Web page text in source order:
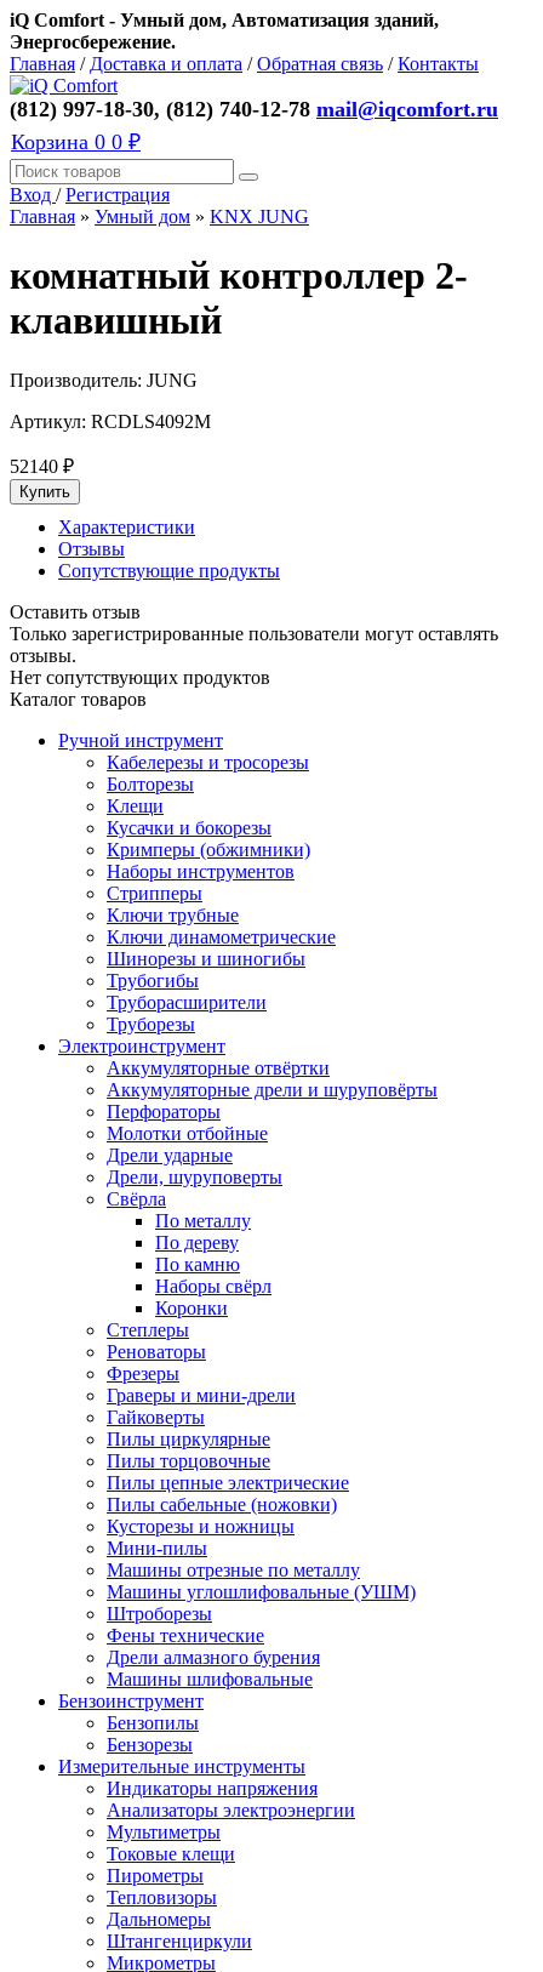
iQ Comfort - Умный дом, Автоматизация зданий,
Энергосбережение.
Главная / Доставка и оплата /Обратная связь /Контакты
(812) 997-18-30, (812) 740-12-78 mail@iqcomfort.ru
Корзина 0 0 ₽
Вход /Регистрация
Главная » Умный дом » KNX JUNG
комнатный контроллер 2-
клавишный
Производитель: JUNG
Артикул: RCDLS4092M
52140 ₽
Характеристики
Отзывы
Сопутствующие продукты
Оставить отзыв
Только зарегистрированные пользователи могут оставлять
отзывы.
Нет сопутствующих продуктов
Каталог товаров
Ручной инструмент
Кабелерезы и тросорезы
Болторезы
Клещи
Кусачки и бокорезы
Кримперы (обжимники)
Наборы инструментов
Стрипперы
Ключи трубные
Ключи динамометрические
Шинорезы и шиногибы
Трубогибы
Труборасширители
Труборезы
Электроинструмент
Аккумуляторные отвёртки
Аккумуляторные дрели и шуруповёрты
Перфораторы
Молотки отбойные
Дрели ударные
Дрели, шуруповерты
Свёрла
По металлу
По дереву
По камню
Наборы свёрл
Коронки
Степлеры
Реноваторы
Фрезеры
Граверы и мини-дрели
Гайковерты
Пилы циркулярные
Пилы торцовочные
Пилы цепные электрические
Пилы сабельные (ножовки)
Кусторезы и ножницы
Мини-пилы
Машины отрезные по металлу
Машины углошлифовальные (УШМ)
Штроборезы
Фены технические
Дрели алмазного бурения
Машины шлифовальные
Бензоинструмент
Бензопилы
Бензорезы
Измерительные инструменты
Индикаторы напряжения
Анализаторы электроэнергии
Мультиметры
Токовые клещи
Пирометры
Тепловизоры
Дальномеры
Штангенциркули
Микрометры